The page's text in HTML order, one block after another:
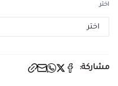
اختر
مشاركة: